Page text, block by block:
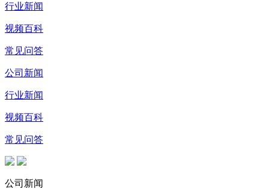
行业新闻
视频百科
常见问答
公司新闻
行业新闻
视频百科
常见问答
公司新闻